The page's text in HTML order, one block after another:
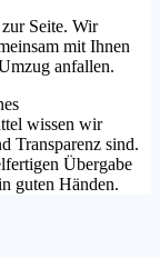
Seite. Wir
mit Ihnen
anfallen.
wissen wir
Transparenz sind.
Übergabe
guten Händen.